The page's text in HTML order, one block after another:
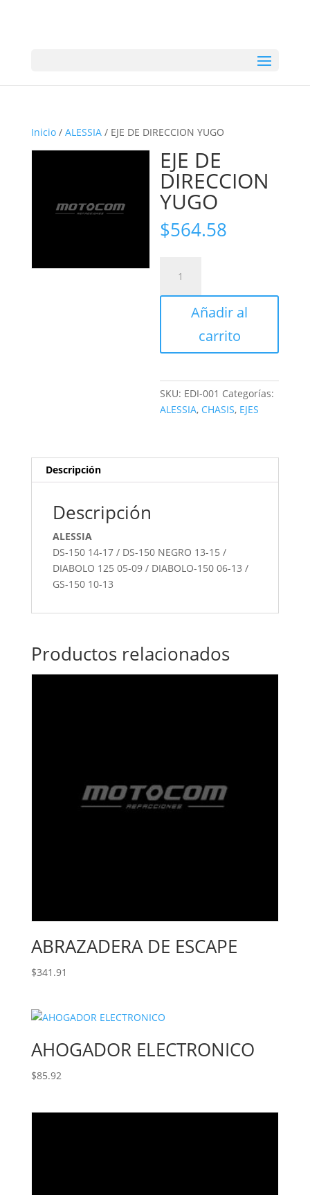
Inicio/ ALESSIA/ EJE DE DIRECCION YUGO
EJE DE
DIRECCION
YUGO
$564.58
DIRECCION
Añadir al
carrito
SKU: EDI-001 Categorías:
ALESSIA, CHASIS, EJES
Descripción
Descripción
ALESSIA
DS-150 14-17 / DS-150 NEGRO 13-15 /
DIABOLO 125 05-09 / DIABOLO-150 06-13 /
GS-150 10-13
Productos relacionados
ABRAZADERA DE ESCAPE
$341.91
AHOGADOR ELECTRONICO
$85.92